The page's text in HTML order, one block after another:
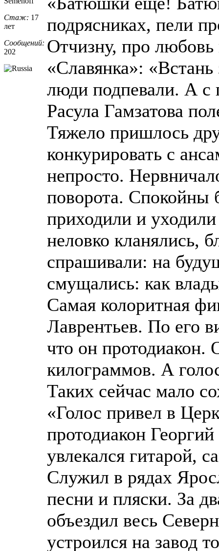
Стаж: 17
лет
Сообщений:
202
подрясниках, пели
Отчизну, про любовь
«Славянка»: «Встань
люди подпевали. А с
Расула Гамзатова
Тяжело пришлось
конкурировать с
непросто.
поворота. Спокойны
приходили и
неловко кланялись,
спрашивали: на
смущались: как
Самая колоритная
Лаврентьев. По его
что он протодиакон.
килограммов. А
Таких сейчас мало
«Голос привел в
протодиакон
увлекался гитарой,
Служил в рядах
песни и пляски. За
объездил весь
устроился на завод